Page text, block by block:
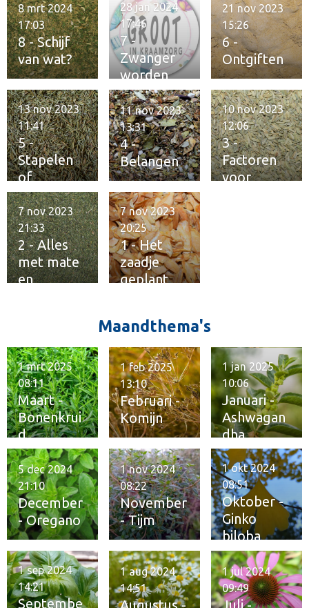
8 - Schijf
van wat?
8 mrt 2024
17:03
7 -
Zwanger
worden
28 jan 2024
17:46
6 -
Ontgiften
21 nov 2023
15:26
5 -
Stapelen
of
verzamele
n
13 nov 2023
11:41
4 -
Belangen
11 nov 2023
13:31
3 -
Factoren
voor
10 nov 2023
12:06
2 - Alles
met mate
en
7 nov 2023
21:33
1 - Het
zaadje
geplant
7 nov 2023
20:25
Maandthema's
Maart -
Bonenkrui
d
1 mrt 2025
08:11
Februari -
Komijn
1 feb 2025
13:10
Januari -
Ashwagan
dha
1 jan 2025
10:06
December
- Oregano
5 dec 2024
21:10
November
- Tijm
1 nov 2024
08:22
Oktober -
Ginko
biloba
1 okt 2024
08:51
Septembe
1 sep 2024
14:21
1 aug 2024
14:51
1 jul 2024
09:49